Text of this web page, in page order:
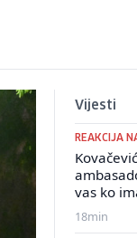
Vijesti
REAKCIJA
vas ko
18min